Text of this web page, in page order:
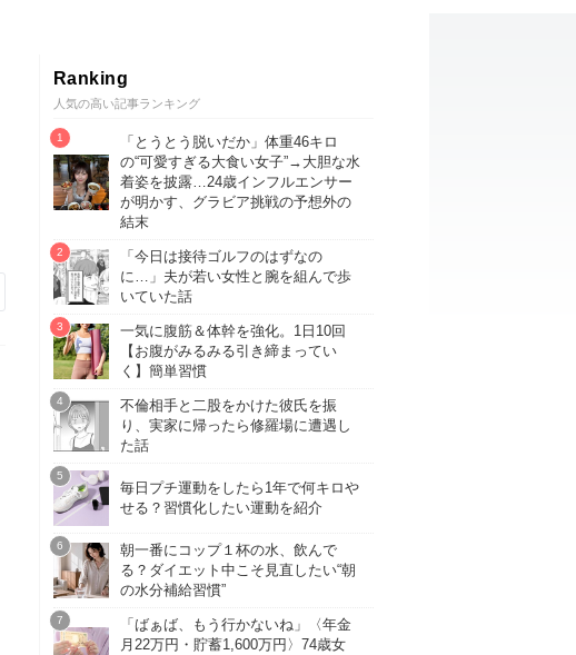
Ranking
人気の高い記事ランキング
「とうとう脱いだか」体重46キロ
の“可愛すぎる大食い女子”→大胆な水
着姿を披露…24歳インフルエンサー
が明かす、グラビア挑戦の予想外の
結末
「今日は接待ゴルフのはずなの
に…」夫が若い女性と腕を組んで歩
いていた話
一気に腹筋＆体幹を強化。1日10回
【お腹がみるみる引き締まってい
く】簡単習慣
不倫相手と二股をかけた彼氏を振
り、実家に帰ったら修羅場に遭遇し
た話
毎日プチ運動をしたら1年で何キロや
せる？習慣化したい運動を紹介
朝一番にコップ１杯の水、飲んで
る？ダイエット中こそ見直したい“朝
の水分補給習慣”
「ばぁば、もう行かないね」〈年金
月22万円・貯蓄1,600万円〉74歳女